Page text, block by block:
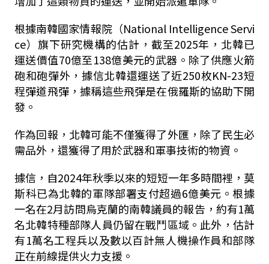
根據南韓國家情報院（National Intelligence Servi
ce）旗下研究機構的估計，截至2025年，北韓已
運送價值70億至138億美元的武器。除了供應火箭
砲和砲彈外，據信北韓還運送了近250枚KN-23短
程彈道飛彈，據稱這些飛彈是在俄羅斯的協助下開
發。
作為回報，北韓可能不僅獲得了外匯，除了民生必
需品外，還獲得了用於武器和軍事技術的物資。
據信，自2024年秋季以來的短短一年多時間裡，莫
斯科已為北韓的軍隊部署支付超過6億美元。根據
一名在2月訪問烏克蘭的南韓議員的報告，約有1萬
名北韓特種部隊人員仍留在戰鬥區域。此外，估計
有1萬名工程兵以及數以百計無人機操作員和部隊
正在前線提供火力支援。